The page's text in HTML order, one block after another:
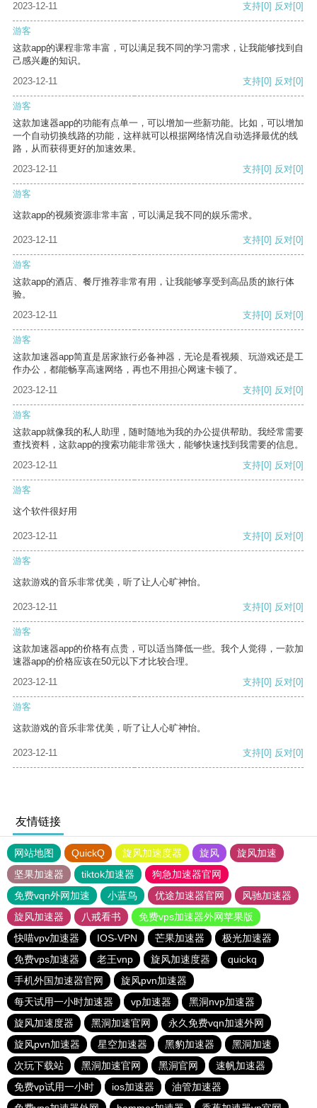
2023-12-11
支持[0] 反对[0]
游客
这款app的课程非常丰富，可以满足我不同的学习需求，让我能够找到自
己感兴趣的知识。
2023-12-11
支持[0] 反对[0]
游客
这款加速器app的功能有点单一，可以增加一些新功能。比如，可以增加
一个自动切换线路的功能，这样就可以根据网络情况自动选择最优的线
路，从而获得更好的加速效果。
2023-12-11
支持[0] 反对[0]
游客
这款app的视频资源非常丰富，可以满足我不同的娱乐需求。
2023-12-11 支持[0] 反对[0]
游客
这款app的酒店、餐厅推荐非常有用，让我能够享受到高品质的旅行体
验。
2023-12-11
支持[0] 反对[0]
游客
这款加速器app简直是居家旅行必备神器，无论是看视频、玩游戏还是工
作办公，都能畅享高速网络，再也不用担心网速卡顿了。
2023-12-11
支持[0] 反对[0]
游客
这款app就像我的私人助理，随时随地为我的办公提供帮助。我经常需要
查找资料，这款app的搜索功能非常强大，能够快速找到我需要的信息。
2023-12-11
支持[0] 反对[0]
游客
这个软件很好用
2023-12-11 支持[0] 反对[0]
游客
这款游戏的音乐非常优美，听了让人心旷神怡。
2023-12-11 支持[0] 反对[0]
游客
这款加速器app的价格有点贵，可以适当降低一些。我个人觉得，一款加
速器app的价格应该在50元以下才比较合理。
2023-12-11
支持[0] 反对[0]
游客
这款游戏的音乐非常优美，听了让人心旷神怡。
2023-12-11 支持[0] 反对[0]
友情链接
网站地图 QuickQ 旋风加速度器 旋风
旋风加速
坚果加速器
tiktok加速器
狗急加速器官网
免费vqn外网加速
小蓝鸟 优途加速器官网
风驰加速器
旋风加速器
八戒看书
免费vps加速器外网苹果版
快喵vpv加速器
IOS-VPN 芒果加速器
极光加速器
免费vps加速器
老王vnp 旋风加速度器
quickq
手机外国加速器官网
旋风pvn加速器
每天试用一小时加速器
vp加速器
黑洞nvp加速器
旋风加速度器
黑洞加速官网
永久免费vqn加速外网
旋风pvn加速器
星空加速器 黑豹加速器
黑洞加速
次玩下载站
黑洞加速官网 黑洞官网
速帆加速器
免费vp试用一小时
ios加速器
油管加速器